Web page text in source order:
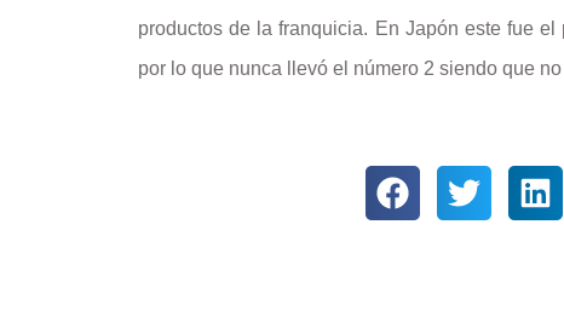
productos de la franquicia. En Japón este fue el
por lo que nunca llevó el número 2 siendo que